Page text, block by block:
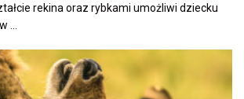
rekina oraz rybkami umożliwi dziecku
...